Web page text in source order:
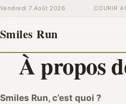
Vendredi 7 Août 2026 COURIR
Smiles Run
COURSE À PIED
Rechercher
À propos
Smiles Run, c’est quoi ?